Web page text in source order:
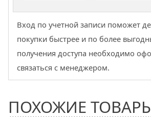
Вход по учетной записи поможет
покупки быстрее и по более
получения доступа необходимо
связаться с менеджером.
ПОХОЖИЕ